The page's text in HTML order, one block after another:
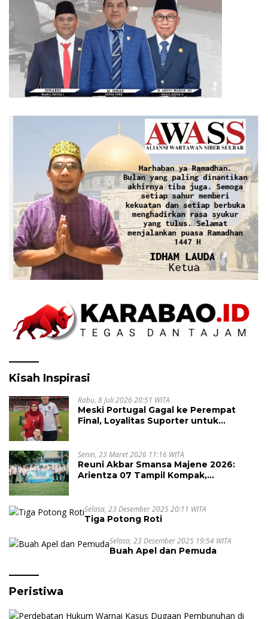
Kisah Inspirasi
Rabu, 8 Juli 2026 20:51 WITA
Meski Portugal Gagal ke Perempat
Final, Loyalitas Suporter untuk
Senin, 23 Maret 2026 11:16 WITA
Reuni Akbar Smansa Majene 2026:
Arientza 07 Tampil Kompak,
Selasa, 23 Desember 2025 20:11 WITA
Tiga Potong Roti
Selasa, 23 Desember 2025 19:54 WITA
Buah Apel dan Pemuda
Peristiwa